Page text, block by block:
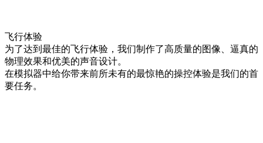
飞行体验
为了达到最佳的飞行体验，我们制作了高质量的图像、逼真的
物理效果和优美的声音设计。
在模拟器中给你带来前所未有的最惊艳的操控体验是我们的首
要任务。